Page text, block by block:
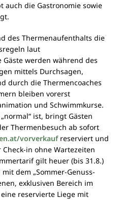
auch die Gastronomie sowie
des Thermenaufenthalts die
laut
werden während des
mittels Durchsagen,
durch die Thermencoaches
bleiben vorerst
und Schwimmkurse.
ist, bringt Gästen
Thermenbesuch ab sofort
vorverkaufreserviert und
in ohne Wartezeiten
gilt heuer (bis 31.8.)
dem „Sommer-Genuss-
exklusiven Bereich im
reservierte Liege mit